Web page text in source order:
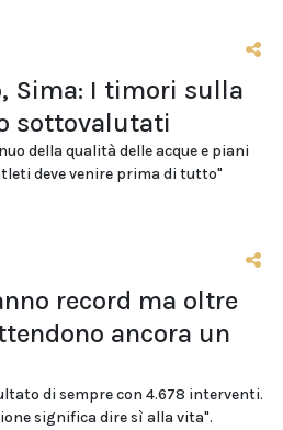
Sima: I timori sulla
sottovalutati
della qualità delle acque e piani
deve venire prima di tutto"
record ma oltre
ancora un
di sempre con 4.678 interventi.
significa dire sì alla vita".